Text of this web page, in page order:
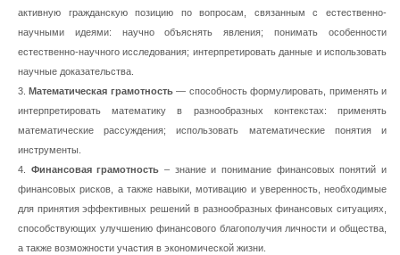
активную гражданскую позицию по вопросам, связанным с естественно-
научными идеями: научно объяснять явления; понимать особенности
естественно-научного исследования; интерпретировать данные и использовать
научные доказательства.
3.Математическая грамотность— способность формулировать, применять и
интерпретировать математику в разнообразных контекстах: применять
математические рассуждения; использовать математические понятия и
инструменты.
4. Финансовая грамотность– знание и понимание финансовых понятий и
финансовых рисков, а также навыки, мотивацию и уверенность, необходимые
для принятия эффективных решений в разнообразных финансовых ситуациях,
способствующих улучшению финансового благополучия личности и общества,
а также возможности участия в экономической жизни.